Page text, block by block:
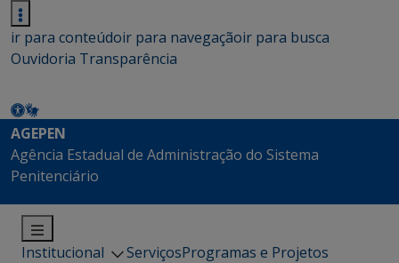
ir para conteúdoir para navegaçãoir para busca
Ouvidoria Transparência
AGEPEN
Agência Estadual de Administração do Sistema
Penitenciário
Institucional ServiçosProgramas e Projetos